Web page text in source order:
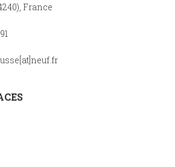
France